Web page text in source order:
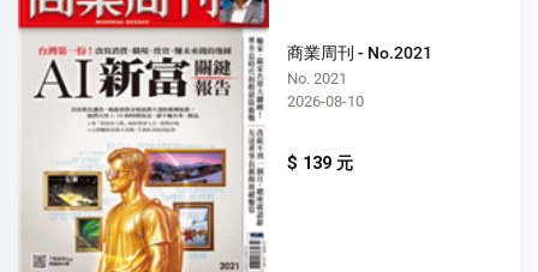
商業周刊 - No.2021
No. 2021
2026-08-10
$ 139 元